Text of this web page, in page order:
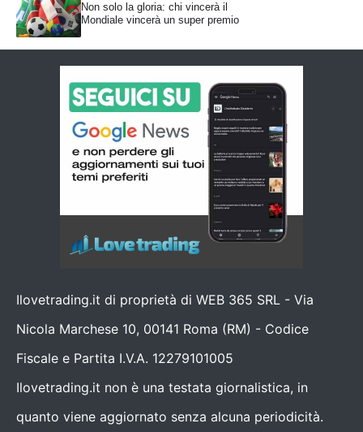
Non solo la gloria: chi vincerà il
Mondiale vincerà un super premio
Ilovetrading.it di proprietà di WEB 365 SRL - Via
Nicola Marchese 10, 00141 Roma (RM) - Codice
Fiscale e Partita I.V.A. 12279101005
Ilovetrading.it non è una testata giornalistica, in
quanto viene aggiornato senza alcuna periodicità.